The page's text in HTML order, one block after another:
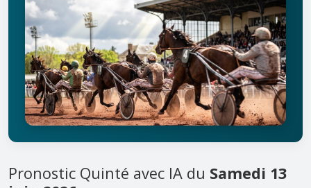
Pronostic Quinté avec IA du Samedi 13